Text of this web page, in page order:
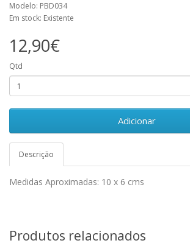
Modelo: PBD034
Em stock: Existente
12,90€
Qtd
Adicionar
Descrição
Medidas Aproximadas: 10 x 6 cms
Produtos relacionados